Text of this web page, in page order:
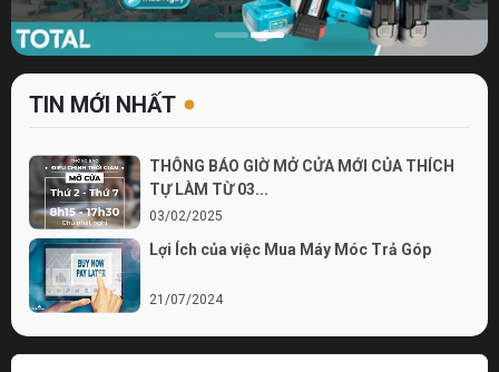
TIN MỚI NHẤT
THÔNG BÁO GIỜ MỞ CỬA MỚI CỦA THÍCH
TỰ LÀM TỪ 03...
03/02/2025
Lợi Ích của việc Mua Máy Móc Trả Góp
21/07/2024
Bí quyết chọn lựa cửa hàng điện nước chất
lượng